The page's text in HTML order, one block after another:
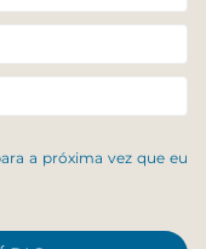
a próxima vez que eu